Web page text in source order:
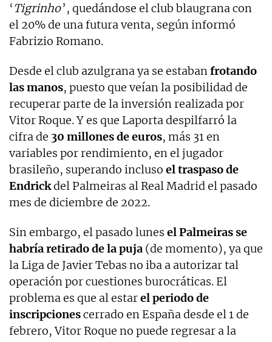
‘Tigrinho’, quedándose el club blaugrana con
el 20% de una futura venta, según informó
Fabrizio Romano.
Desde el club azulgrana ya se estabanfrotando
las manos, puesto que veían la posibilidad de
recuperar parte de la inversión realizada por
Vitor Roque. Y es que Laporta despilfarró la
cifra de 30 millones de euros, más 31 en
variables por rendimiento, en el jugador
brasileño, superando incluso el traspaso de
Endrickdel Palmeiras al Real Madrid el pasado
mes de diciembre de 2022.
Sin embargo, el pasado lunes el Palmeiras se
habría retirado de la puja (de momento), ya que
la Liga de Javier Tebas no iba a autorizar tal
operación por cuestiones burocráticas. El
problema es que al estarel periodo de
inscripcionescerrado en España desde el 1 de
febrero, Vitor Roque no puede regresar a la